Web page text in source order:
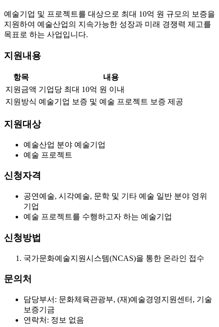
예술기업 및 프로젝트를 대상으로 최대 10억 원 규모의 보증을
지원하여 예술산업의 지속가능한 성장과 미래 경쟁력 제고를
목표로 하는 사업입니다.
지원내용
항목
내용
지원금액 기업당 최대 10억 원 이내
지원방식 예술기업 보증 및 예술 프로젝트 보증 제공
지원대상
예술산업 분야 예술기업
예술 프로젝트
신청자격
공연예술, 시각예술, 문학 및 기타 예술 일반 분야 영위
기업
예술 프로젝트를 수행하고자 하는 예술기업
신청방법
국가문화예술지원시스템(NCAS)을 통한 온라인 접수
문의처
담당부서: 문화체육관광부, (재)예술경영지원센터, 기술
보증기금
연락처: 정보 없음